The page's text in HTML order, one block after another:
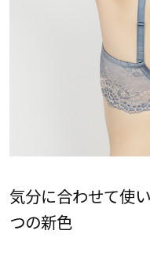
気分に合わせて使
つの新色